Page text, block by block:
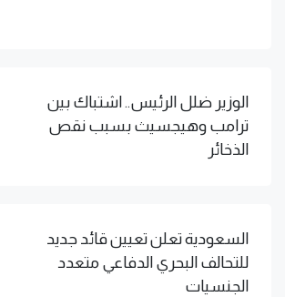
الوزير ضلل الرئيس.. اشتباك بين
ترامب وهيجسيث بسبب نقص
الذخائر
السعودية تعلن تعيين قائد جديد
للتحالف البحري الدفاعي متعدد
الجنسيات